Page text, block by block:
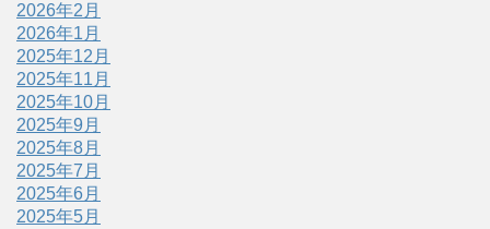
2026年2月
2026年1月
2025年12月
2025年11月
2025年10月
2025年9月
2025年8月
2025年7月
2025年6月
2025年5月